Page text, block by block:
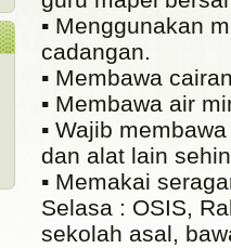
▪️ Menggunakan
cadangan.
▪️ Membawa
▪️ Membawa air
▪️ Wajib
dan alat lain
▪️ Memakai
Selasa : OSIS,
sekolah asal,